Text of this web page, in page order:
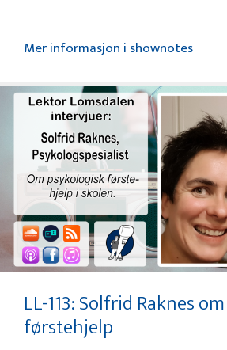
Mer informasjon i shownotes
LL-113: Solfrid Raknes
førstehjelp